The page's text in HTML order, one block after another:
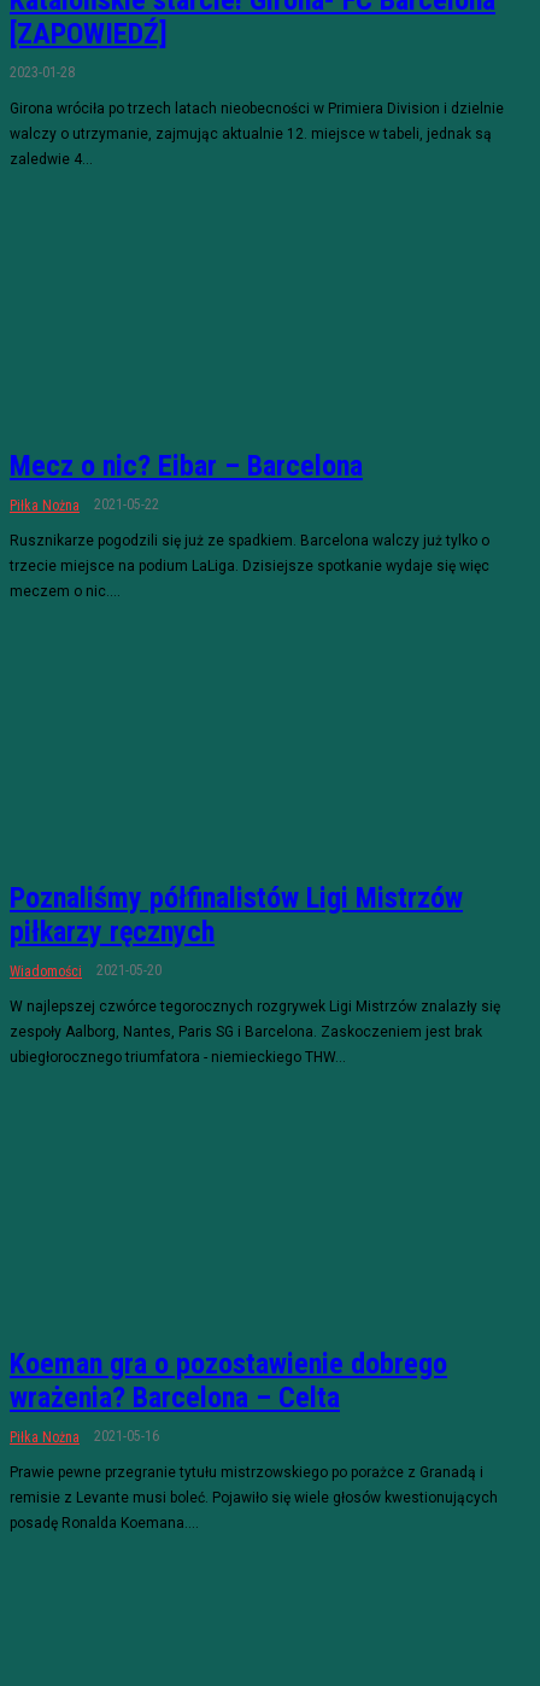
[ZAPOWIEDŹ]
2023-01-28
Girona wróciła po trzech latach nieobecności w Primiera Division i dzielnie
walczy o utrzymanie, zajmując aktualnie 12. miejsce w tabeli, jednak są
zaledwie 4...
Mecz o nic? Eibar – Barcelona
Piłka Nożna 2021-05-22
Rusznikarze pogodzili się już ze spadkiem. Barcelona walczy już tylko o
trzecie miejsce na podium LaLiga. Dzisiejsze spotkanie wydaje się więc
meczem o nic....
Poznaliśmy półfinalistów Ligi Mistrzów
piłkarzy ręcznych
Wiadomości 2021-05-20
W najlepszej czwórce tegorocznych rozgrywek Ligi Mistrzów znalazły się
zespoły Aalborg, Nantes, Paris SG i Barcelona. Zaskoczeniem jest brak
ubiegłorocznego triumfatora - niemieckiego THW...
Koeman gra o pozostawienie dobrego
wrażenia? Barcelona – Celta
Piłka Nożna 2021-05-16
Prawie pewne przegranie tytułu mistrzowskiego po porażce z Granadą i
remisie z Levante musi boleć. Pojawiło się wiele głosów kwestionujących
posadę Ronalda Koemana....